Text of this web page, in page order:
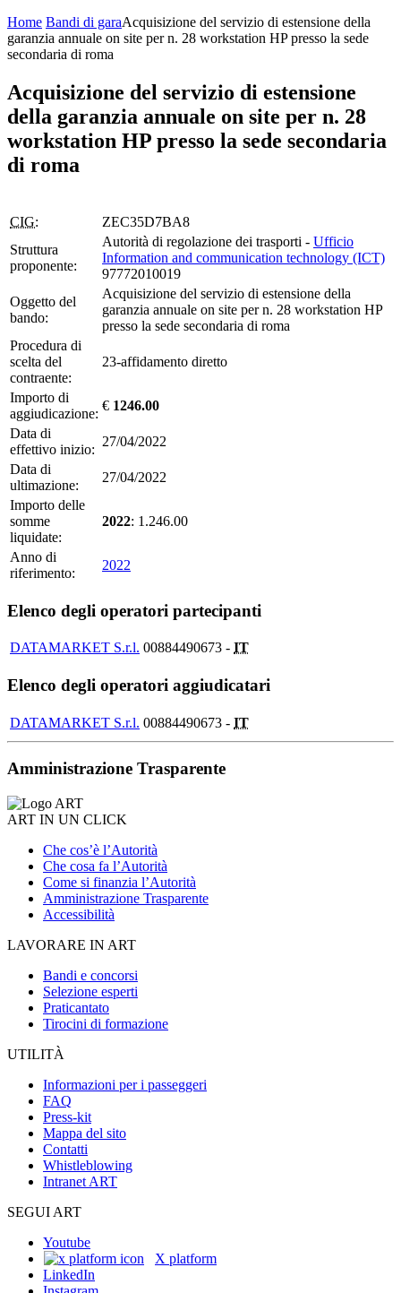
Home Bandi di garaAcquisizione del servizio di estensione della
garanzia annuale on site per n. 28 workstation HP presso la sede
secondaria di roma
Acquisizione del servizio di estensione
della garanzia annuale on site per n. 28
workstation HP presso la sede secondaria
di roma
CIG:
ZEC35D7BA8
Struttura
proponente:
Autorità di regolazione dei trasporti - Ufficio
Information and communication technology (ICT)
97772010019
Oggetto del
bando:
Acquisizione del servizio di estensione della
garanzia annuale on site per n. 28 workstation HP
presso la sede secondaria di roma
Procedura di
scelta del
contraente:
23-affidamento diretto
Importo di
aggiudicazione:
€ 1246.00
Data di
effettivo inizio:
27/04/2022
Data di
ultimazione:
27/04/2022
Importo delle
somme
liquidate:
2022: 1.246.00
Anno di
riferimento:
2022
Elenco degli operatori partecipanti
DATAMARKET S.r.l. 00884490673 - IT
Elenco degli operatori aggiudicatari
DATAMARKET S.r.l. 00884490673 - IT
Amministrazione Trasparente
ART IN UN CLICK
Che cos’è l’Autorità
Che cosa fa l’Autorità
Come si finanzia l’Autorità
Amministrazione Trasparente
Accessibilità
LAVORARE IN ART
Bandi e concorsi
Selezione esperti
Praticantato
Tirocini di formazione
UTILITÀ
Informazioni per i passeggeri
FAQ
Press-kit
Mappa del sito
Contatti
Whistleblowing
Intranet ART
SEGUI ART
Youtube
X platform
LinkedIn